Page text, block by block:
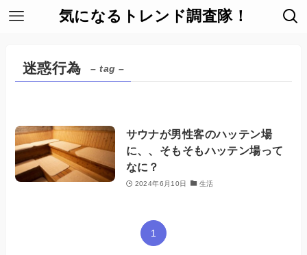
気になるトレンド調査隊！
迷惑行為 – tag –
サウナが男性客のハッテン場
に、、そもそもハッテン場って
なに？
2024年6月10日 生活
1